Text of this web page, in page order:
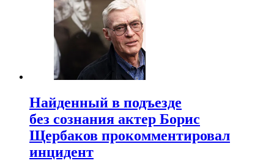
Найденный в подъезде
без сознания актер Борис
Щербаков прокомментировал
инцидент